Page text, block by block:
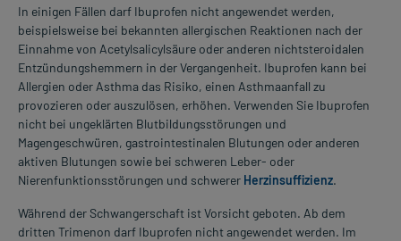
In einigen Fällen darf Ibuprofen nicht angewendet werden,
beispielsweise bei bekannten allergischen Reaktionen nach der
Einnahme von Acetylsalicylsäure oder anderen nichtsteroidalen
Entzündungshemmern in der Vergangenheit. Ibuprofen kann bei
Allergien oder Asthma das Risiko, einen Asthmaanfall zu
provozieren oder auszulösen, erhöhen. Verwenden Sie Ibuprofen
nicht bei ungeklärten Blutbildungsstörungen und
Magengeschwüren, gastrointestinalen Blutungen oder anderen
aktiven Blutungen sowie bei schweren Leber- oder
Nierenfunktionsstörungen und schwerer Herzinsuffizienz.
Während der Schwangerschaft ist Vorsicht geboten. Ab dem
dritten Trimenon darf Ibuprofen nicht angewendet werden. Im